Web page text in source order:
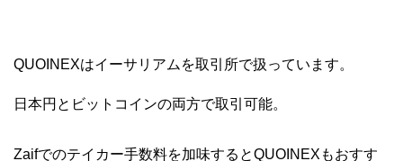
QUOINEXはイーサリアムを取引所で扱っています。
日本円とビットコインの両方で取引可能。
Zaifでのテイカー手数料を加味するとQUOINEXもおすす